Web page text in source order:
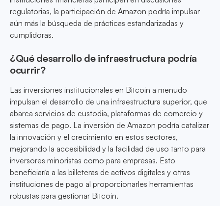
regulatorias, la participación de Amazon podría impulsar
aún más la búsqueda de prácticas estandarizadas y
cumplidoras.
¿Qué desarrollo de infraestructura podría
ocurrir?
Las inversiones institucionales en Bitcoin a menudo
impulsan el desarrollo de una infraestructura superior, que
abarca servicios de custodia, plataformas de comercio y
sistemas de pago. La inversión de Amazon podría catalizar
la innovación y el crecimiento en estos sectores,
mejorando la accesibilidad y la facilidad de uso tanto para
inversores minoristas como para empresas. Esto
beneficiaría a las billeteras de activos digitales y otras
instituciones de pago al proporcionarles herramientas
robustas para gestionar Bitcoin.